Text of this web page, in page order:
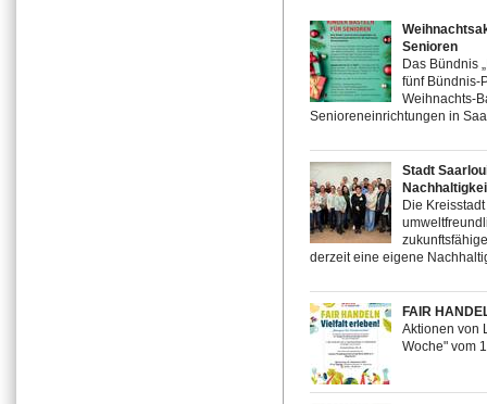
Senioren
Das Bündnis
fünf Bündnis-
Weihnachts-
Senioreneinrichtungen in
Stadt
Die
derzeit eine eigene
FAIR
Aktionen von
Woche" vom